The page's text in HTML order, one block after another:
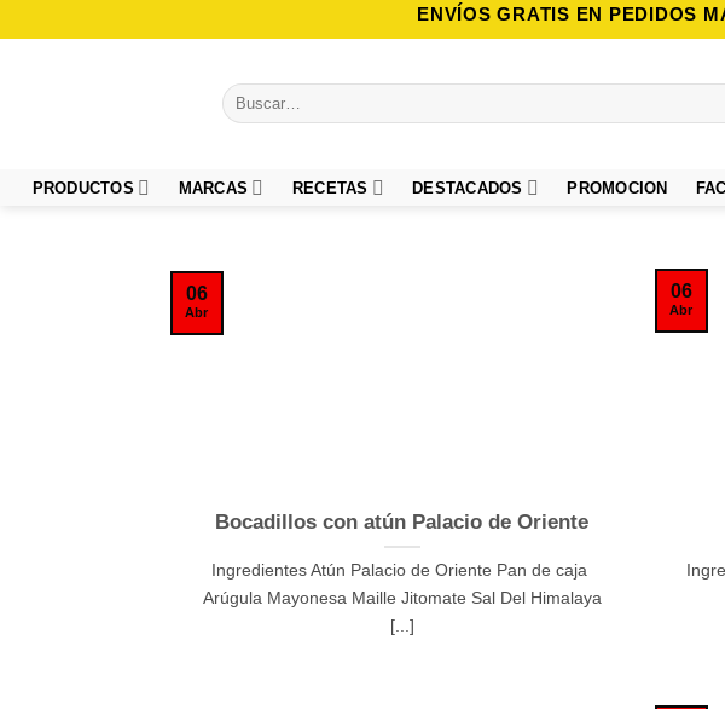
al
ENVÍOS GRATIS EN PEDIDOS
Buscar
por:
PRODUCTOS MARCAS RECETAS DESTACADOS PROMOCION
Bocadillos con atún Palacio de Oriente
Ingredientes Atún Palacio de Oriente Pan de caja
Arúgula Mayonesa Maille Jitomate Sal Del Himalaya
[...]
06
Abr
06
Abr